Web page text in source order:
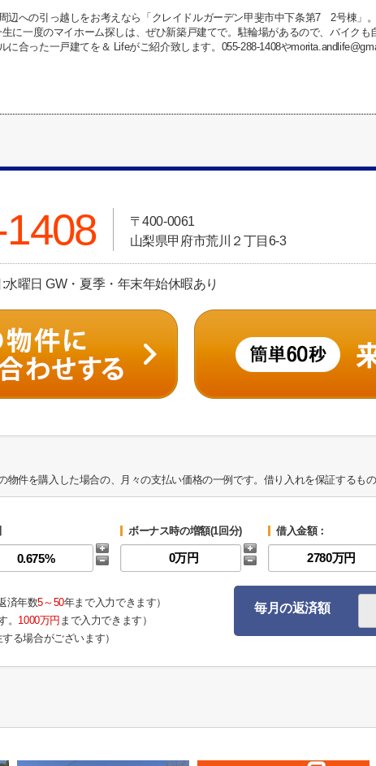
辺への引っ越しをお考えなら「クレイドルガーデン甲斐市中下条第7 2号棟」
に一度のマイホーム探しは、ぜひ新築戸建てで。駐輪場があるので、バイクも
に合った一戸建てを＆ Lifeがご紹介致します。055-288-1408や
〒400-0061
山梨県甲府市荒川２丁目6-3
曜日 GW・夏季・年末年始休暇あり
物件を購入した場合の、月々の支払い価格の一例です。借り入れを保証するもの
ボーナス時の増額(1回分) 借入金額：
済年数5～50年まで入力できます）
。 1000万円 まで入力できます）
る場合がございます）
毎月の返済額